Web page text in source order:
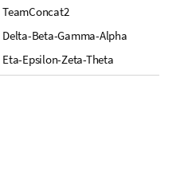
TeamConcat2
Delta-Beta-Gamma-Alpha
Eta-Epsilon-Zeta-Theta